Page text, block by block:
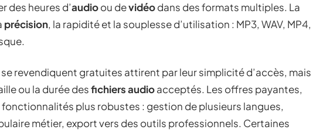
des heures d’audioou devidéodans des formats multiples. La
précision, la rapidité et la souplesse d’utilisation : MP3, WAV, MP4,
revendiquent gratuites attirent par leur simplicité d’accès, mais
ou la durée desfichiers audioacceptés. Les offres payantes,
fonctionnalités plus robustes : gestion de plusieurs langues,
métier, export vers des outils professionnels. Certaines